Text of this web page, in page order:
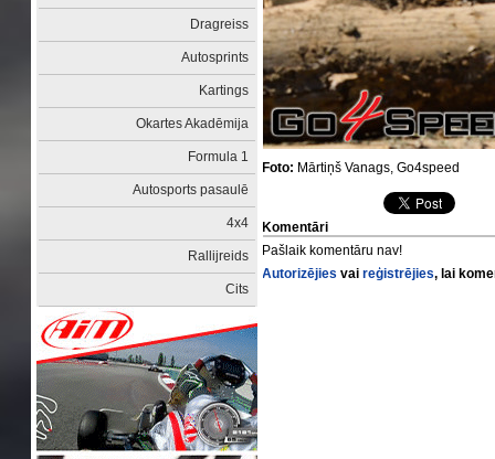
Dragreiss
Autosprints
Kartings
Okartes Akadēmija
Formula 1
Autosports pasaulē
4x4
Rallijreids
Cits
Foto: Mārtiņš Vanags, Go4speed
Komentāri
Pašlaik komentāru nav!
Autorizējies vaireģistrējies, lai